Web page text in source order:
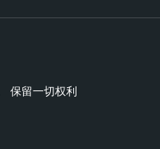
保留一切权利